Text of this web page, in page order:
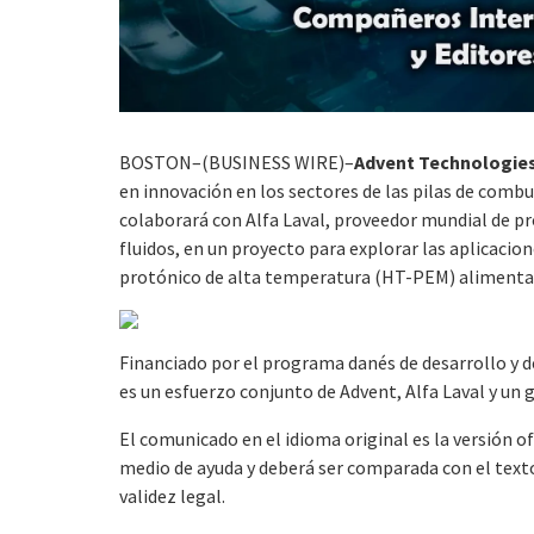
BOSTON–(BUSINESS WIRE)–Advent
en innovación en los sectores de las pilas de
colaborará con Alfa Laval, proveedor mundial de
fluidos, en un proyecto para explorar las
protónico de alta temperatura (HT-PEM)
Financiado por el programa danés de desarrollo
es un esfuerzo conjunto de Advent, Alfa Laval y un
El comunicado en el idioma original es la versión
medio de ayuda y deberá ser comparada con el
validez legal.